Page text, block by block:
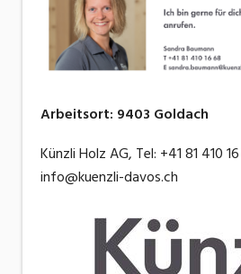
Arbeitsort: 9403 Goldach
Künzli Holz AG, Tel: +41 81 410
info@kuenzli-davos.ch